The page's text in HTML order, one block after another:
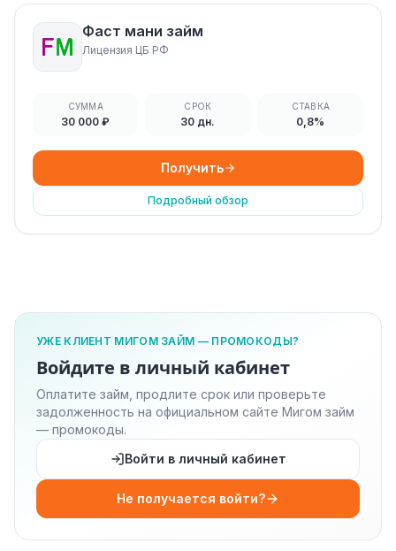
Фаст мани займ
Лицензия ЦБ РФ
СУММА
30 000 ₽
СРОК
30 дн.
СТАВКА
0,8%
Получить
Подробный обзор
УЖЕ КЛИЕНТ МИГОМ ЗАЙМ — ПРОМОКОДЫ?
Войдите в личный кабинет
Оплатите займ, продлите срок или проверьте
задолженность на официальном сайте Мигом займ
— промокоды.
Войти в личный кабинет
Не получается войти?